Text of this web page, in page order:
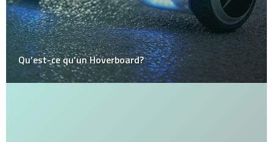
Qu’est-ce qu’un Hoverboard?